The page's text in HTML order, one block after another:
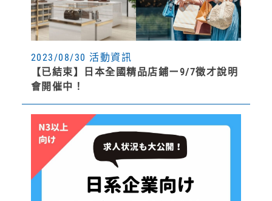
2023/08/30 活動資訊
【已結束】日本全國精品店鋪ー9/7徵才說明
會開催中！